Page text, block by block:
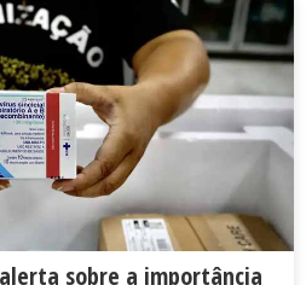
sobre a importância